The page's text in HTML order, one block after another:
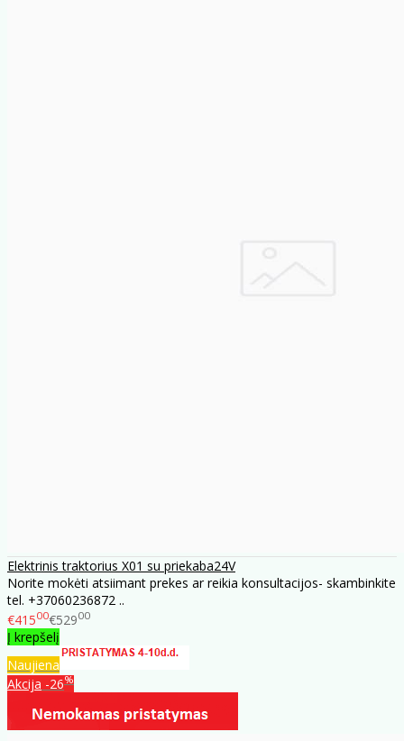
Elektrinis traktorius X01 su priekaba24V
Norite mokėti atsiimant prekes ar reikia konsultacijos- skambinkite
tel. +37060236872 ..
€41500€52900
Į krepšelį
Naujiena
Akcija -26%